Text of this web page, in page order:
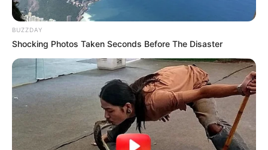
BUZZDAY
Shocking Photos Taken Seconds Before The Disaster